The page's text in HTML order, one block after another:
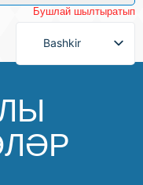
Бушлай шылтыратып
Bashkir